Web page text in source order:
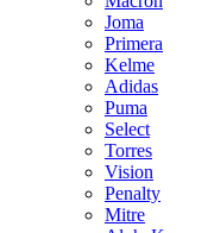
Joma
Primera
Kelme
Adidas
Puma
Select
Torres
Vision
Penalty
Mitre